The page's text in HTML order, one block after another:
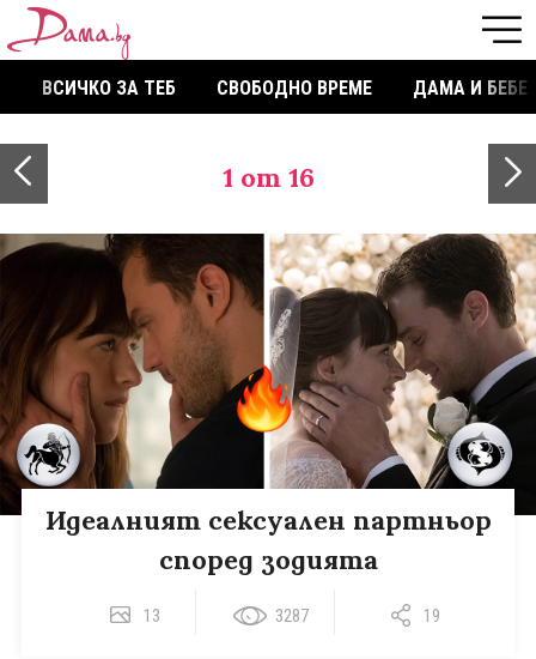
ВСИЧКО ЗА ТЕБ СВОБОДНО ВРЕМЕ ДАМА И БЕБЕ
1 от 16
Идеалният сексуален партньор
според зодията
13 3287 19